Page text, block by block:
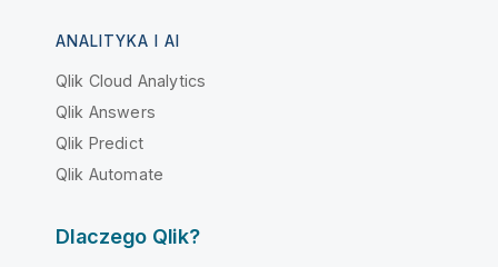
ANALITYKA I AI
Qlik Cloud Analytics
Qlik Answers
Qlik Predict
Qlik Automate
Dlaczego Qlik?